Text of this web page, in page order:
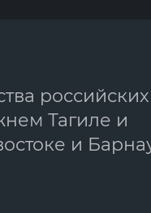
российских
Тагиле и
и